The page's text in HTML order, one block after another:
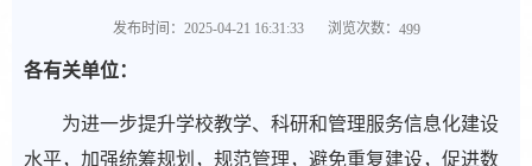
发布时间：2025-04-21 16:31:33 浏览次数： 499
各有关单位：
为进一步提升学校教学、科研和管理服务信息化建设
水平，加强统筹规划，规范管理，避免重复建设，促进数